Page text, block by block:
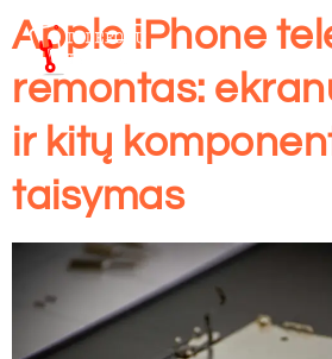
Apple iPhone
remontas:
ir kitų
taisymas